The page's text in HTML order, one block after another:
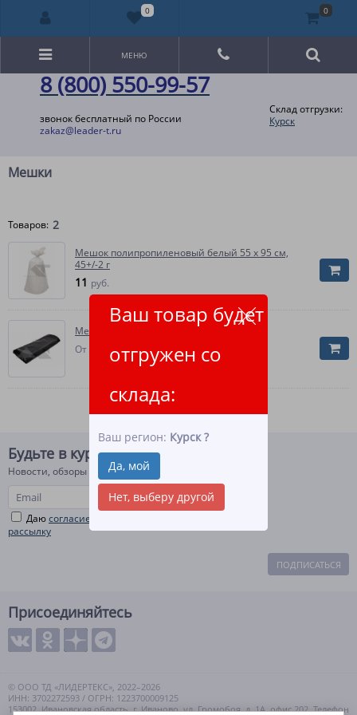
8 (800) 550-99-57
звонок бесплатный по России
zakaz@leader-t.ru
Склад отгрузки:
Курск
Ваш товар будет
отгружен со
склада:
Ваш регион: Курск ?
Да, мой
Нет, выберу другой
МЕНЮ
Мешки
Товаров: 2
Мешок полипропиленовый белый 55 x 95 см,
45+/-2 г
11 руб.
Мешки для мусора
От 28.90руб.
Будьте в курсе!
Новости, обзоры и акции
Даюсогласие на рекламную и информационную
рассылку
ПОДПИСАТЬСЯ
Присоединяйтесь
© ООО ТД «ЛИДЕРТЕКС», 2022–2026
ИНН: 3702272593 / ОГРН: 1223700009125
153002, Ивановская область, г. Иваново, ул. Громобоя, д. 1А, офис 202. Телефон
0 0